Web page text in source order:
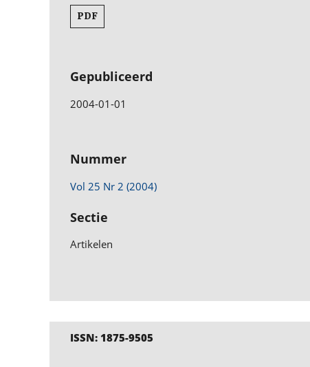
PDF
Gepubliceerd
2004-01-01
Nummer
Vol 25 Nr 2 (2004)
Sectie
Artikelen
ISSN: 1875-9505